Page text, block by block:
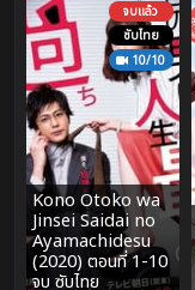
จบแล้ว
ซับไทย
10/10
Kono Otoko wa
Jinsei Saidai no
Ayamachidesu
(2020) ตอนที่ 1-10
จบ ซับไทย